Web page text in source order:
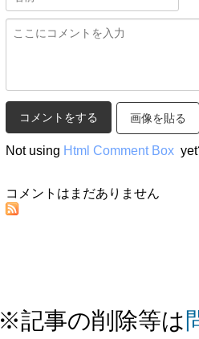
画像を貼る
Not using Html Comment Box
コメントはまだありません
※記事の削除等は